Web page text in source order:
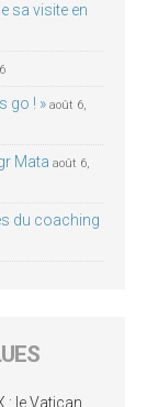
sa visite en
go ! » août 6,
Mata août 6,
du coaching
: le Vatican